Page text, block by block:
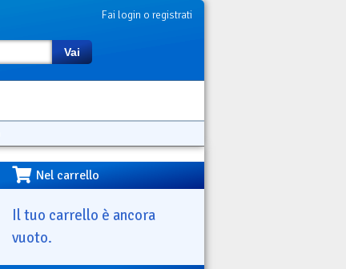
Fai login o registrati
Vai
Nel carrello
Il tuo carrello è ancora
vuoto.